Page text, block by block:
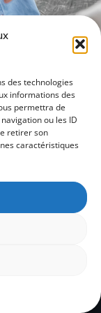
des technologies
informations des
permettra de
ou les ID
retirer son
caractéristiques
d'accueil ACM
10| 200 Ko
besoins
Aube